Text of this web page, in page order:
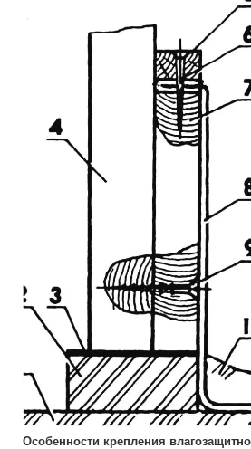
Особенности крепления